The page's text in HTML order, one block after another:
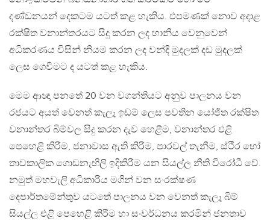
දණ්ඩනයන් දෙකටම යටත් කළ හැකිය. එපමණක් නොව අදාළ
රක්ෂිත වනාන්තරයට සිදු කරන ලද හානිය වෙනුවෙන්
අධිකරණය විසින් නියම කරන ලද වන්දි මුදලක් දඩ මුදලක්
ලෙස ගෙවීමට ද යටත් කළ හැකිය.
මෙම ආඥා පනතේ 20 වන වගන්තියට අනුව පාලනය වන
රජයට අයත් වෙනත් කැලෑ ඉඩම් ලෙස පවතින යෝජිත රක්ෂිත
වනාන්තර බිම්වල සිදු කරන දැව හෙළීම, වනාන්තර එළි
පෙහෙළි කිරීම, ජනාවාස ඇති කිරීම, පාරවල් තැනීම, ස්ථීර හෝ
තාවකාලික ගොඩනැඟිලි ඉදිකිරීම යන සියල්ල නීති විරෝධී වේ.
නමුත් මහවැලි අධිකාරිය මගින් වන සංරක්ෂණ
දෙපාර්තමේන්තුව යටතේ පාලනය වන වෙනත් කැලෑ බිම්
සියල්ල එළි පෙහෙළි කිරීම හා සංවර්ධනය කරමින් ජනතාව